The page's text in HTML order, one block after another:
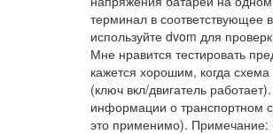
терминал в соответствующее
используйте dvom для
Мне нравится тестировать
кажется хорошим, когда
(ключ вкл/двигатель
информации о транспортном
это применимо). Примечание: